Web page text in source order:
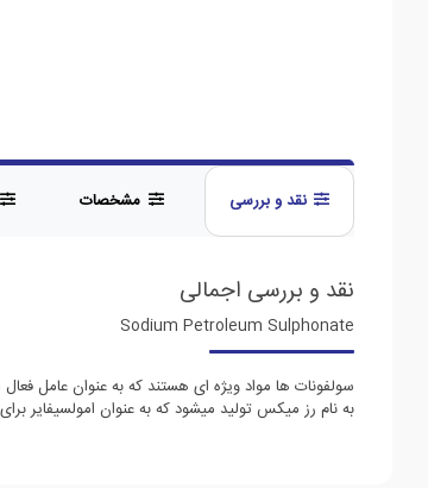
نقد و بررسی مشخصات
نقد و بررسی اجمالی
Sodium Petroleum Sulphonate
به نام رز میکس تولید می‎شود که به عنوان امولسیفایر برای امولیسیونهای روغن در آب جهت تولید روغن‎های حل شونده استفاده می‎شوند.